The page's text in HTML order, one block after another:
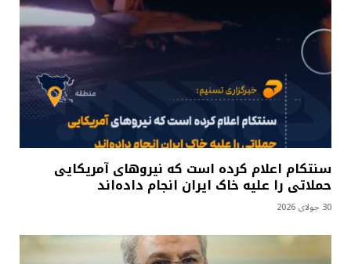
سنتکام اعلام کرده است که نیروهای آمریکایی
حملاتی را علیه خاک ایران انجام داده‌اند
30 جولای 2026